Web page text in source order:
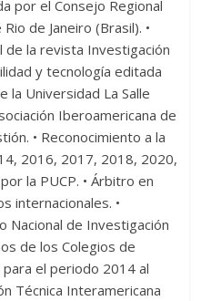
por el Consejo Regional
de Janeiro (Brasil). •
de la revista Investigación
y tecnología editada
la Universidad La Salle
Iberoamericana de
• Reconocimiento a la
2016, 2017, 2018, 2020,
la PUCP. • Árbitro en
internacionales. •
Nacional de Investigación
de los Colegios de
el periodo 2014 al
Técnica Interamericana